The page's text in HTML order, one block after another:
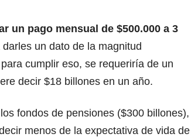
un pago mensual de $500.000 a 3
darles un dato de la magnitud
cumplir eso, se requeriría de un
decir $18 billones en un año.
fondos de pensiones ($300 billones),
menos de la expectativa de vida de